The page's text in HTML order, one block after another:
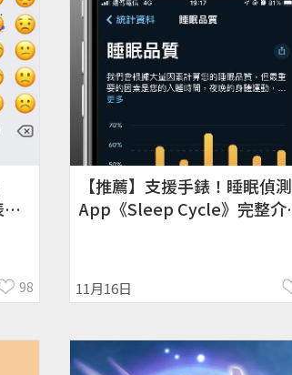
98
【推薦】支援手錶！睡眠偵測
App《Sleep Cycle》完整介
11月16日